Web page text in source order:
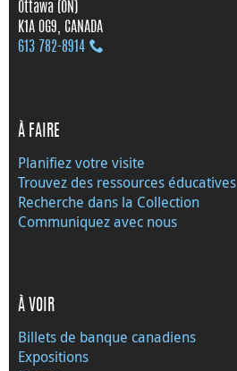
Ottawa (ON)
K1A 0G9, CANADA
613 782‑8914
À FAIRE
Planifiez votre visite
Trouvez des ressources éducatives
Recherche dans la Collection
Communiquez avec nous
À VOIR
Billets de banque canadiens
Expositions